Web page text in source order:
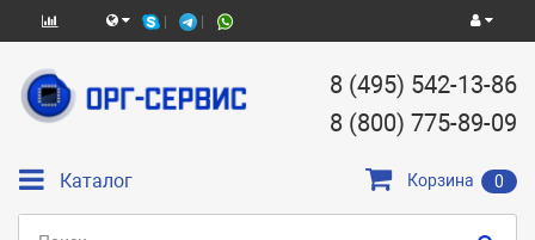
8 (495) 542-13-86
8 (800) 775-89-09
Каталог Корзина 0